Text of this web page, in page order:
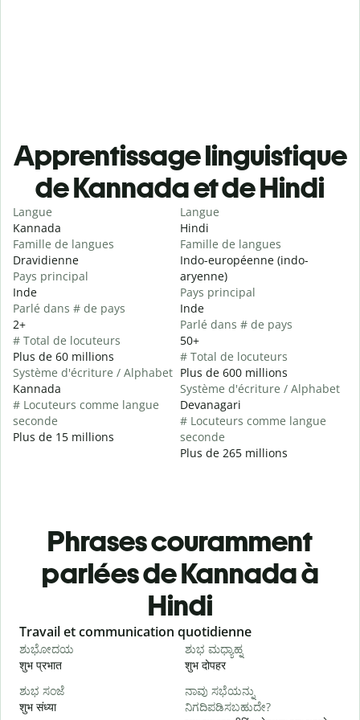
Apprentissage linguistique
de Kannada et de Hindi
Langue
Kannada
Famille de langues
Dravidienne
Pays principal
Inde
Parlé dans # de pays
2+
# Total de locuteurs
Plus de 60 millions
Système d'écriture / Alphabet
Kannada
# Locuteurs comme langue
seconde
Plus de 15 millions
Langue
Hindi
Famille de langues
Indo-européenne (indo-
aryenne)
Pays principal
Inde
Parlé dans # de pays
50+
# Total de locuteurs
Plus de 600 millions
Système d'écriture / Alphabet
Devanagari
# Locuteurs comme langue
seconde
Plus de 265 millions
Phrases couramment
parlées de Kannada à
Hindi
Slide 1 of 6
Travail et communication quotidienne
ಶುಭೋದಯ
शुभ प्रभात
ಶುಭ ಮಧ್ಯಾಹ್ನ
शुभ दोपहर
ಶುಭ ಸಂಜೆ
शुभ संध्या
ನಾವು ಸಭೆಯನ್ನು
ನಿಗದಿಪಡಿಸಬಹುದೇ?